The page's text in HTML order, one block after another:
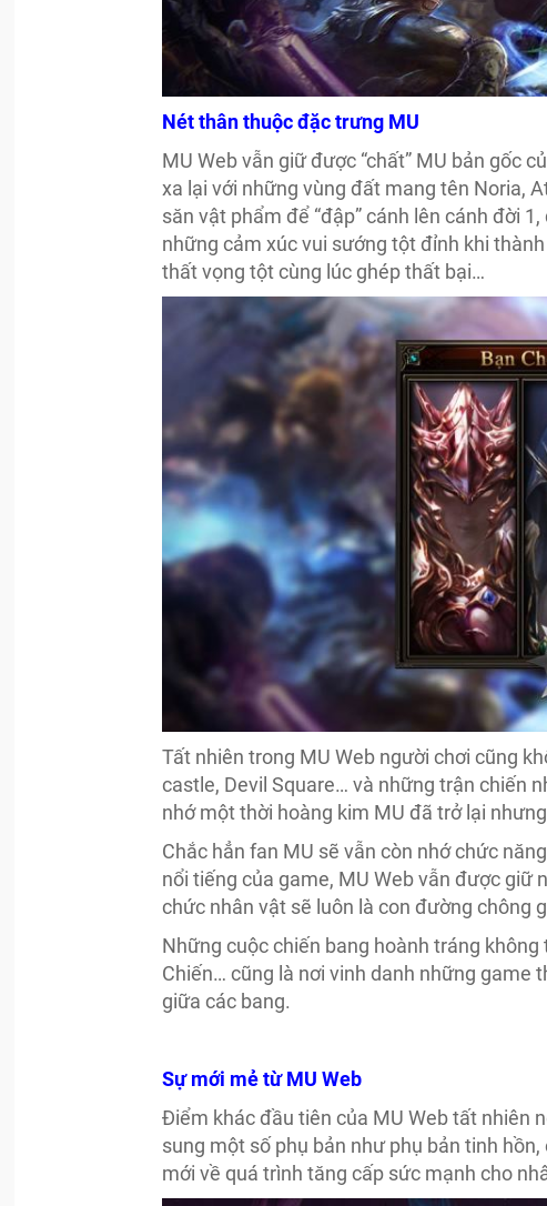
Nét thân thuộc đặc trưng MU
MU Web vẫn giữ được “chất” MU bản gốc
xa lại với những vùng đất mang tên Noria,
săn vật phẩm để “đập” cánh lên cánh đời
những cảm xúc vui sướng tột đỉnh khi
thất vọng tột cùng lúc ghép thất bại…
Tất nhiên trong MU Web người chơi cũng
castle, Devil Square… và những trận chiến
nhớ một thời hoàng kim MU đã trở lại
Chắc hẳn fan MU sẽ vẫn còn nhớ chức
nổi tiếng của game, MU Web vẫn được giữ
chức nhân vật sẽ luôn là con đường chông
Những cuộc chiến bang hoành tráng
Chiến… cũng là nơi vinh danh những game
giữa các bang.
Sự mới mẻ từ MU Web
Điểm khác đầu tiên của MU Web tất nhiên
sung một số phụ bản như phụ bản tinh
mới về quá trình tăng cấp sức mạnh cho